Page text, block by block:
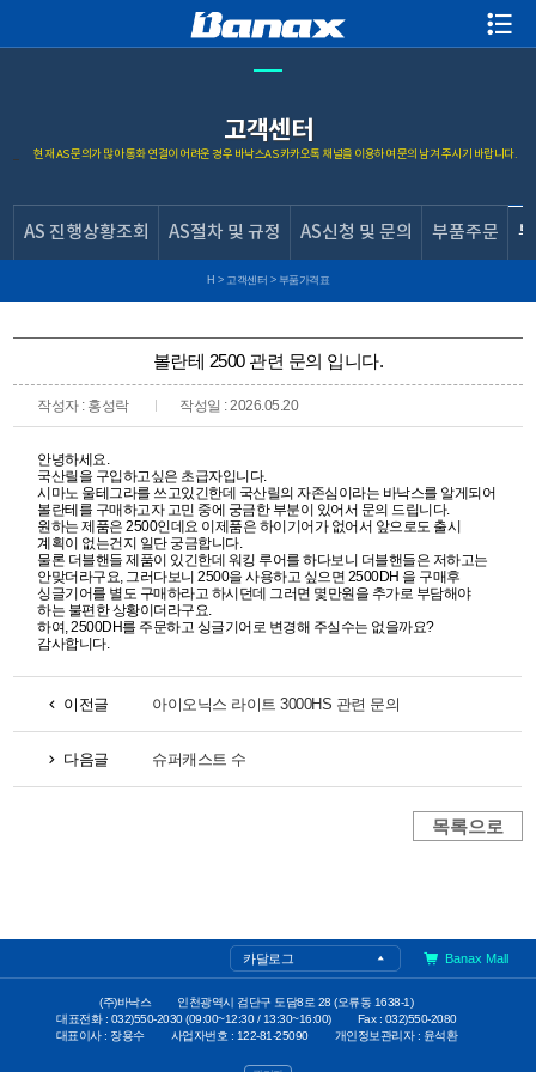
고객센터
현재 AS 문의가 많아 통화 연결이 어려운 경우 바낙스AS 카카오톡 채널을 이용하여 문의 남겨 주시기 바랍니다.
AS 진행상황조회 AS절차 및 규정 AS신청 및 문의 부품주문
H > 고객센터 > 부품가격표
볼란테 2500 관련 문의 입니다.
작성자 : 홍성락 작성일 : 2026.05.20
안녕하세요.
국산릴을 구입하고싶은 초급자입니다.
시마노 울테그라를 쓰고있긴한데 국산릴의 자존심이라는 바낙스를 알게되어
볼란테를 구매하고자 고민 중에 궁금한 부분이 있어서 문의 드립니다.
원하는 제품은 2500인데요 이제품은 하이기어가 없어서 앞으로도 출시
계획이 없는건지 일단 궁금합니다.
물론 더블핸들 제품이 있긴한데 워킹 루어를 하다보니 더블핸들은 저하고는
안맞더라구요, 그러다보니 2500을 사용하고 싶으면 2500DH 을 구매후
싱글기어를 별도 구매하라고 하시던데 그러면 몇만원을 추가로 부담해야
하는 불편한 상황이더라구요.
하여, 2500DH를 주문하고 싱글기어로 변경해 주실수는 없을까요?
감사합니다.
이전글 아이오닉스 라이트 3000HS 관련 문의
다음글 슈퍼캐스트 수
카달로그 Banax Mall
(주)바낙스
인천광역시 검단구 도담8로 28 (오류동 1638-1)
대표전화 : 032)550-2030 (09:00~12:30 / 13:30~16:00)
Fax : 032)550-2080
대표이사 : 장용수
사업자번호 : 122-81-25090 개인정보관리자 : 윤석환